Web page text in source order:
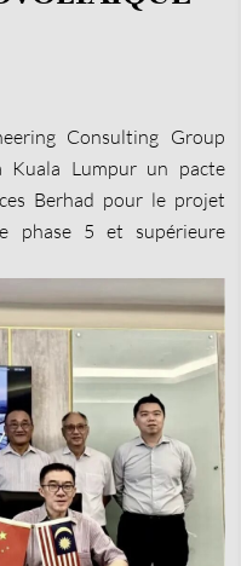
Consulting Group
Kuala Lumpur un pacte
Berhad pour le projet
phase 5 et supérieure